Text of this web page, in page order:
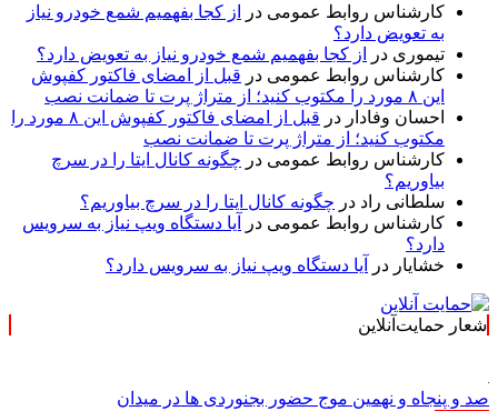
کارشناس روابط عمومی در
از کجا بفهمیم شمع خودرو نیاز
به تعویض دارد؟
تیموری در
از کجا بفهمیم شمع خودرو نیاز به تعویض دارد؟
کارشناس روابط عمومی در قبل از امضای فاکتور کفپوش
این ۸ مورد را مکتوب کنید؛ از متراژ پرت تا ضمانت نصب
احسان وفادار در
قبل از امضای فاکتور کفپوش این ۸ مورد را
مکتوب کنید؛ از متراژ پرت تا ضمانت نصب
کارشناس روابط عمومی در چگونه کانال ایتا را در سرچ
بیاوریم؟
سلطانی راد در چگونه کانال ایتا را در سرچ بیاوریم؟
کارشناس روابط عمومی در
آیا دستگاه ویپ نیاز به سرویس
دارد؟
خشایار در آیا دستگاه ویپ نیاز به سرویس دارد؟
شعار حمایت‌آنلاین
صد و پنجاه و نهمین موج حضور بجنوردی ها در میدان